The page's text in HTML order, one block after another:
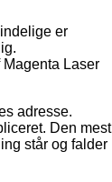
er
Laser
adresse.
Den mest
står og falder